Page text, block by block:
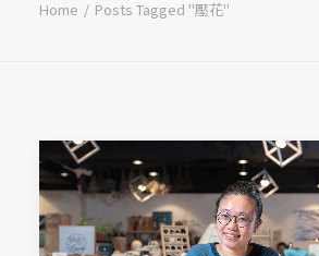
Home Posts Tagged "壓花"